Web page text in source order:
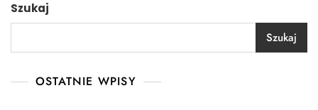
Szukaj
Szukaj
OSTATNIE WPISY